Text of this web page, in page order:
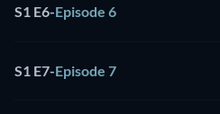
S1 E6-Episode 6
S1 E7-Episode 7